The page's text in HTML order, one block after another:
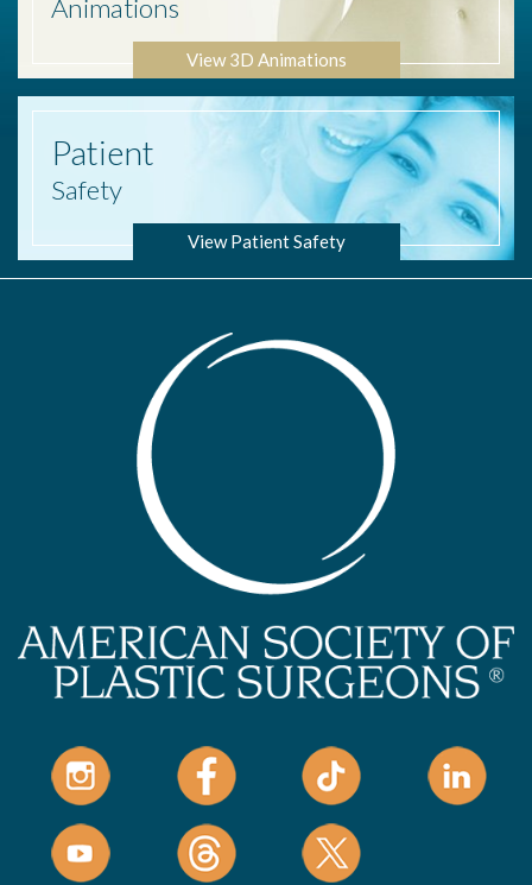
Animations
View 3D Animations
Patient
Safety
View Patient Safety